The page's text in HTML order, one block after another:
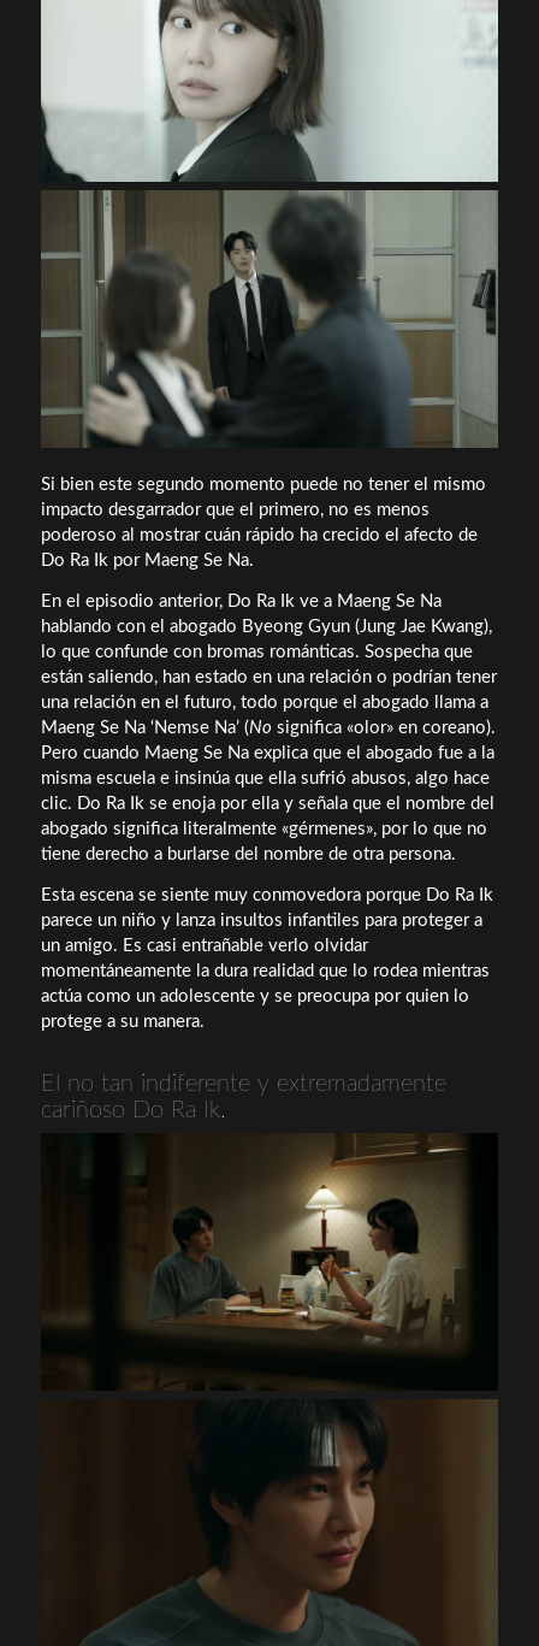
Si bien este segundo momento puede no tener el mismo
impacto desgarrador que el primero, no es menos
poderoso al mostrar cuán rápido ha crecido el afecto de
Do Ra Ik por Maeng Se Na.
En el episodio anterior, Do Ra Ik ve a Maeng Se Na
hablando con el abogado Byeong Gyun (Jung Jae Kwang),
lo que confunde con bromas románticas. Sospecha que
están saliendo, han estado en una relación o podrían tener
una relación en el futuro, todo porque el abogado llama a
Maeng Se Na ‘Nemse Na’ (Nosignifica «olor» en coreano).
Pero cuando Maeng Se Na explica que el abogado fue a la
misma escuela e insinúa que ella sufrió abusos, algo hace
clic. Do Ra Ik se enoja por ella y señala que el nombre del
abogado significa literalmente «gérmenes», por lo que no
tiene derecho a burlarse del nombre de otra persona.
Esta escena se siente muy conmovedora porque Do Ra Ik
parece un niño y lanza insultos infantiles para proteger a
un amigo. Es casi entrañable verlo olvidar
momentáneamente la dura realidad que lo rodea mientras
actúa como un adolescente y se preocupa por quien lo
protege a su manera.
El no tan indiferente y extremadamente
cariñoso Do Ra Ik.